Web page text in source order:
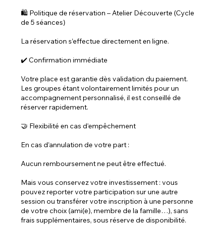
🛍️ Politique de réservation – Atelier Découverte (Cycle
de 5 séances)
La réservation s’effectue directement en ligne.
✔️ Confirmation immédiate
Votre place est garantie dès validation du paiement.
Les groupes étant volontairement limités pour un
accompagnement personnalisé, il est conseillé de
réserver rapidement.
🤝 Flexibilité en cas d’empêchement
En cas d’annulation de votre part :
Aucun remboursement ne peut être effectué.
Mais vous conservez votre investissement : vous
pouvez reporter votre participation sur une autre
session ou transférer votre inscription à une personne
de votre choix (ami(e), membre de la famille…), sans
frais supplémentaires, sous réserve de disponibilité.